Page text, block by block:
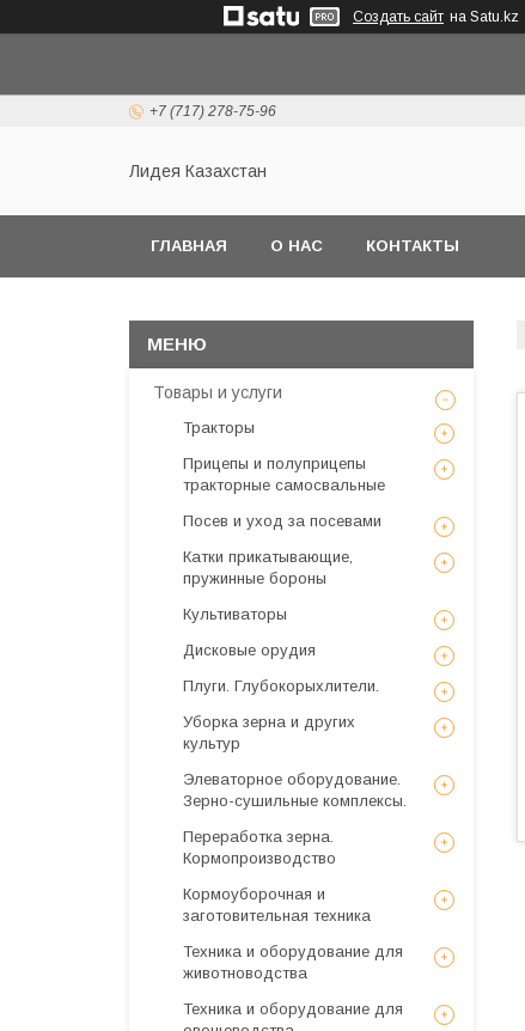
Создать сайт на Satu.kz
+7 (717) 278-75-96
Лидея Казахстан
ГЛАВНАЯ О НАС КОНТАКТЫ
Товары и услуги
Тракторы
Прицепы и полуприцепы
тракторные самосвальные
Посев и уход за посевами
Катки прикатывающие,
пружинные бороны
Культиваторы
Дисковые орудия
Плуги. Глубокорыхлители.
Уборка зерна и других
культур
Элеваторное оборудование.
Зерно-сушильные комплексы.
Переработка зерна.
Кормопроизводство
Кормоуборочная и
заготовительная техника
Техника и оборудование для
животноводства
Техника и оборудование для